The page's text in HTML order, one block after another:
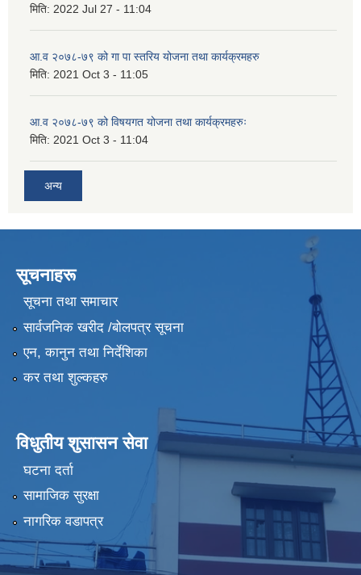
मिति: 2022 Jul 27 - 11:04
आ.व २०७८-७९ को गा पा स्तरिय योजना तथा कार्यक्रमहरु
मिति: 2021 Oct 3 - 11:05
आ.व २०७८-७९ को विषयगत योजना तथा कार्यक्रमहरुः
मिति: 2021 Oct 3 - 11:04
अन्य
सूचनाहरू
सूचना तथा समाचार
सार्वजनिक खरीद /बोलपत्र सूचना
एन, कानुन तथा निर्देशिका
कर तथा शुल्कहरु
विधुतीय शुसासन सेवा
घटना दर्ता
सामाजिक सुरक्षा
नागरिक वडापत्र